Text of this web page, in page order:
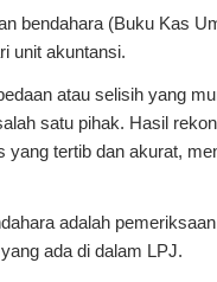
bendahara (Buku Kas
unit akuntansi.
atau selisih yang
satu pihak. Hasil
tertib dan akurat,
adalah
ada di dalam LPJ.